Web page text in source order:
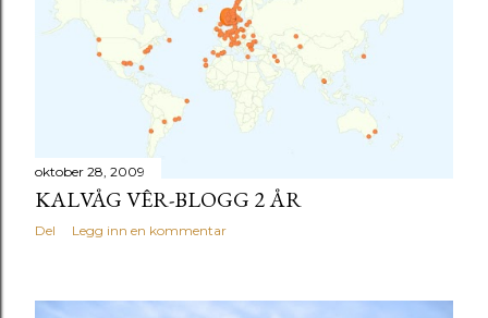
oktober 28, 2009
KALVÅG VÊR-BLOGG 2 ÅR
Del Legg inn en kommentar